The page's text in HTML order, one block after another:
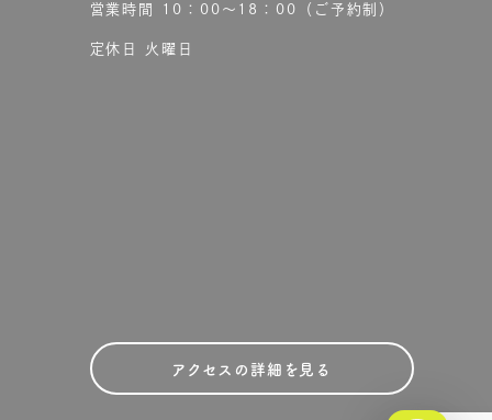
営業時間 10：00〜18：00（ご予約制）
定休日 火曜日
アクセスの詳細を見る